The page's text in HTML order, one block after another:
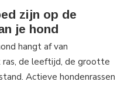
zijn op de
je hond
hangt af van
ras, de leeftijd, de grootte
Actieve hondenrassen